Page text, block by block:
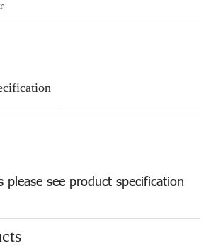
please see product specification